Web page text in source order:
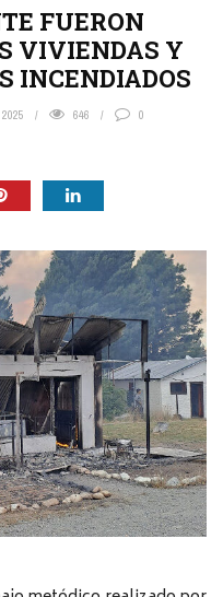
FUERON
VIVIENDAS Y
INCENDIADOS
646 0